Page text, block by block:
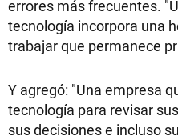
errores más frecuentes.
tecnología incorpora una
trabajar que permanece
Y agregó: "Una empresa
tecnología para revisar
sus decisiones e incluso